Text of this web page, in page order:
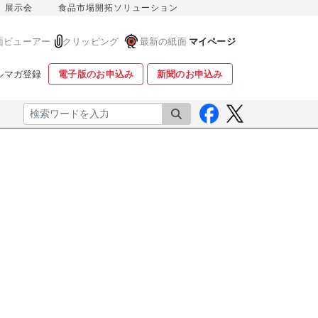
展示会 食品市場開拓ソリューション
ビューアー クリッピング 最新の紙面 マイページ
マガ登録 電子版のお申込み 新聞のお申込み
検索